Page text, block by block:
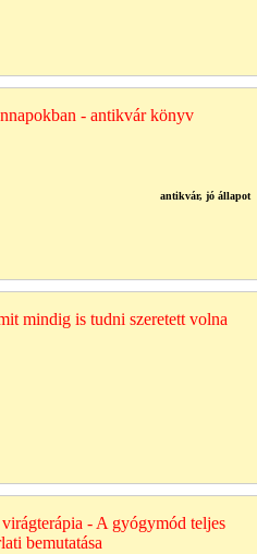
- antikvár könyv
antikvár, jó állapot
mindig is tudni szeretett volna
- A gyógymód teljes
bemutatása